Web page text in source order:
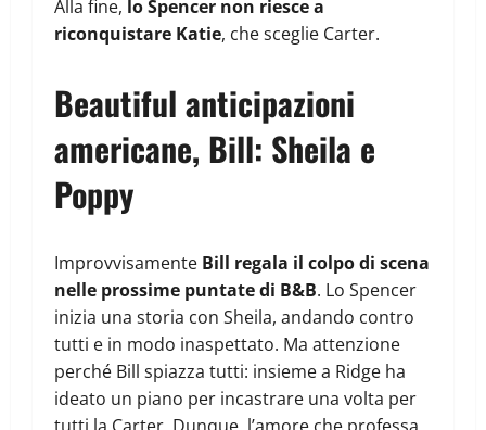
Alla fine, lo Spencer non riesce a
riconquistare Katie, che sceglie Carter.
Beautiful anticipazioni
americane, Bill: Sheila e
Poppy
Improvvisamente Bill regala il colpo di scena
nelle prossime puntate di B&B. Lo Spencer
inizia una storia con Sheila, andando contro
tutti e in modo inaspettato. Ma attenzione
perché Bill spiazza tutti: insieme a Ridge ha
ideato un piano per incastrare una volta per